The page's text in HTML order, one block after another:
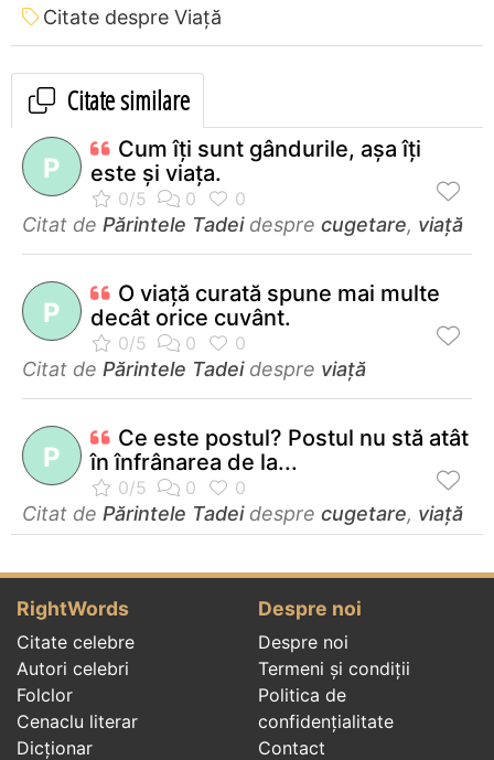
Citate despre Viață
Citate similare
P
Cum îţi sunt gândurile, aşa îţi
este şi viaţa.
Citat de Părintele Tadeidespre cugetare, viață
P
O viaţă curată spune mai multe
decât orice cuvânt.
Citat de Părintele Tadeidespre viață
P
Ce este postul? Postul nu stă atât
în înfrânarea de la...
Citat de Părintele Tadeidespre cugetare, viață
RightWords
Citate celebre
Autori celebri
Folclor
Cenaclu literar
Dicționar
Despre noi
Despre noi
Termeni și condiții
Politica de
confidenţialitate
Contact